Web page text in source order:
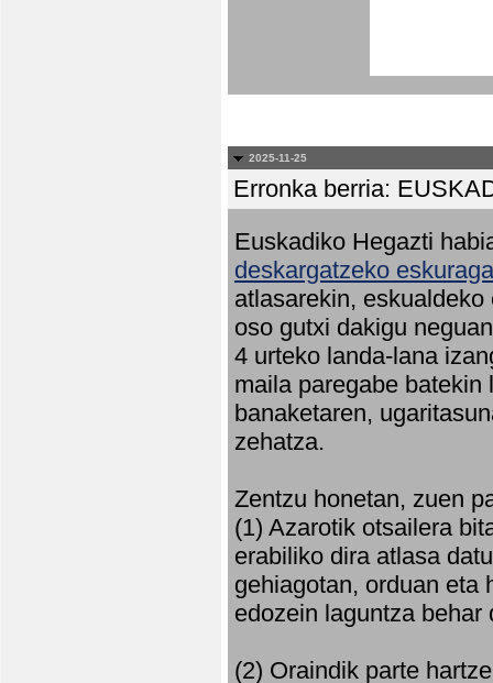
2025-11-25
Erronka berria:
Euskadiko Hegazti
deskargatzeko
atlasarekin,
oso gutxi dakigu
4 urteko landa-lana
maila paregabe
banaketaren,
zehatza.
Zentzu honetan, zuen
(1) Azarotik otsailera
erabiliko dira atlasa
gehiagotan, orduan eta
edozein laguntza behar
(2) Oraindik parte